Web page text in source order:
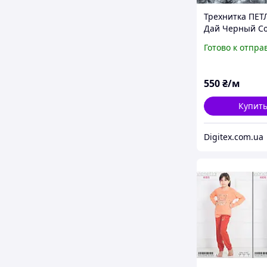
Трехнитка
Дай Черный
толстовок
Готово к
550₴/м
Купить
Digitex.com.ua